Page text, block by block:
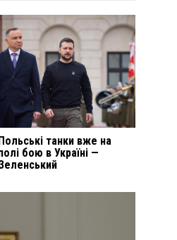
Польські танки вже на
бою в Україні —